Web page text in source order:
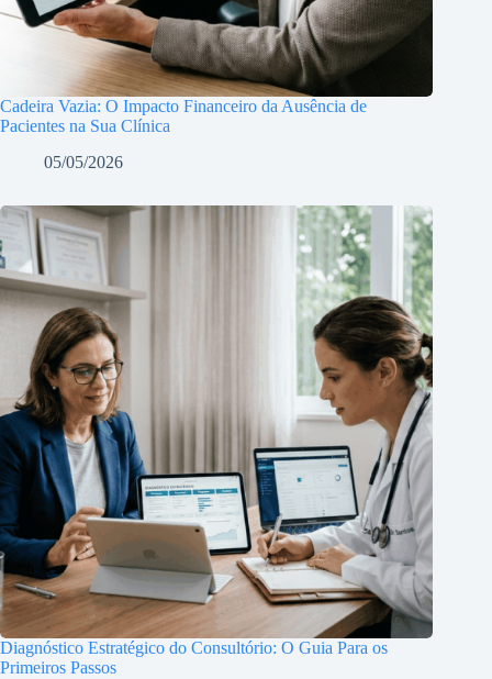
Cadeira Vazia: O Impacto Financeiro da Ausência de
Pacientes na Sua Clínica
05/05/2026
Diagnóstico Estratégico do Consultório: O Guia Para os
Primeiros Passos